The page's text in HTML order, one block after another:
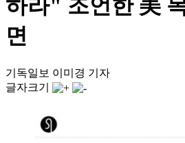
하라" 조언한 美
면
기독일보 이미경 기자
글자크기